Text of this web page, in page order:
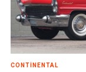
CONTINENTAL